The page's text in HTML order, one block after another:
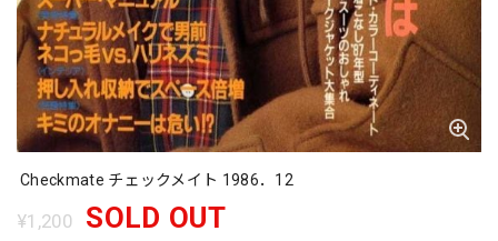
Checkmate チェックメイト 1986．12
¥1,200 SOLD OUT